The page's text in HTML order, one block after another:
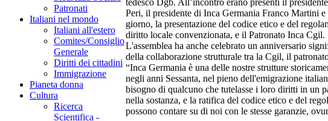
Patronati
Italiani nel mondo
Italiani all'estero
Comites/Consiglio
Generale
Diritti dei cittadini
Immigrazione
Pianeta donna
Cultura
Ricerca
Scientifica -
Peri, il presidente di Inca Germania Franco Martini
giorno, la presentazione del codice etico e del
diritto locale convenzionata, e il Patronato Inca Cgil.
L'assemblea ha anche celebrato un anniversario
della collaborazione strutturale tra la Cgil, il
“Inca Germania è una delle nostre strutture
negli anni Sessanta, nel pieno dell'emigrazione
bisogno di qualcuno che tutelasse i loro diritti in un
nella sostanza, e la ratifica del codice etico e del
possono contare su di noi con le stesse garanzie,